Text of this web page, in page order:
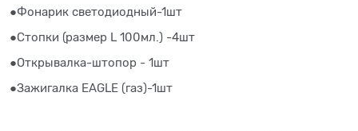
●Фонарик светодиодный-1шт
●Стопки (размер L 100мл.) -4шт
●Открывалка-штопор - 1шт
●Зажигалка EAGLE (газ)-1шт ​ ​ ​ ​ ​ ​ ​ ​ ​ ​ ​ ​ ​ ​ ​ ​ ​ ​ ​ ​ ​ ​ ​ ​ ​ ​ ​ ​